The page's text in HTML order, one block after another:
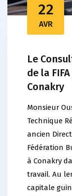
22
AVR
Le
de la
Conakry
Monsieur
Technique
ancien
Fédération
à Conakry
travail. Au
capitale